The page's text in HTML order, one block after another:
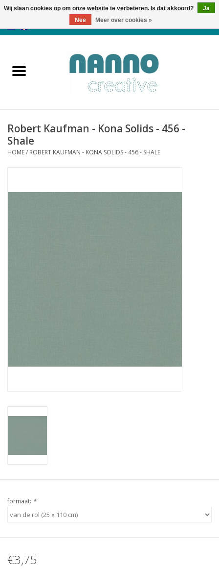
Producten
Nieuws
Herfst & Halloween
Robert Kaufman - Kona Solids - 456 -
Shale
HOME/ ROBERT KAUFMAN - KONA SOLIDS - 456 - SHALE
formaat: *
€3,75
Wij slaan cookies op om onze website te verbeteren. Is dat akkoord?
Ja
Nee
Meer over cookies »